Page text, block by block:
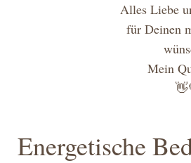
Alles Liebe
für Deinen
Mein
Energetische